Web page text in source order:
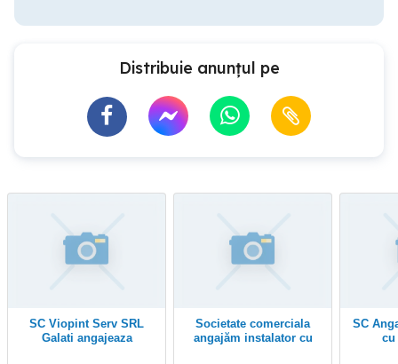
Distribuie anunțul pe
SC Viopint Serv SRL
Galati angajeaza
societate comerciala
angajăm instalator cu
SC Angajeaza tubulatori
cu